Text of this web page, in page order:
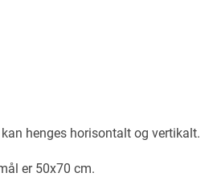
henges horisontalt og vertikalt.
er 50x70 cm.